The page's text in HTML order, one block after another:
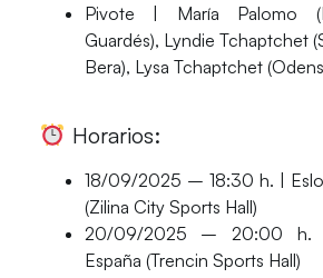
Pivote | María Palomo
Guardés), Lyndie Tchaptchet
Bera), Lysa Tchaptchet
Horarios:
18/09/2025 – 18:30 h. |
(Zilina City Sports Hall)
20/09/2025 – 20:00 h.
España (Trencin Sports Hall)